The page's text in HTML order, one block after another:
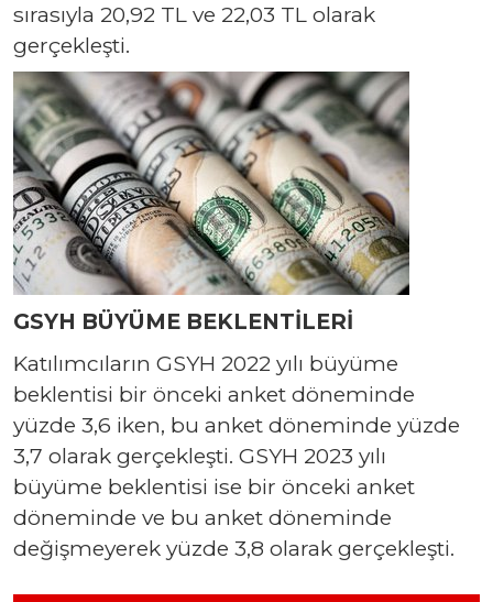
sırasıyla 20,92 TL ve 22,03 TL olarak
gerçekleşti.
GSYH BÜYÜME BEKLENTİLERİ
Katılımcıların GSYH 2022 yılı büyüme
beklentisi bir önceki anket döneminde
yüzde 3,6 iken, bu anket döneminde yüzde
3,7 olarak gerçekleşti. GSYH 2023 yılı
büyüme beklentisi ise bir önceki anket
döneminde ve bu anket döneminde
değişmeyerek yüzde 3,8 olarak gerçekleşti.